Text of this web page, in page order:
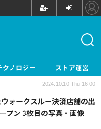
クノロジー ストア運営
ォークスルー決済店舗の出
プン 3枚目の写真・画像
2024.10.10 Thu 16:00